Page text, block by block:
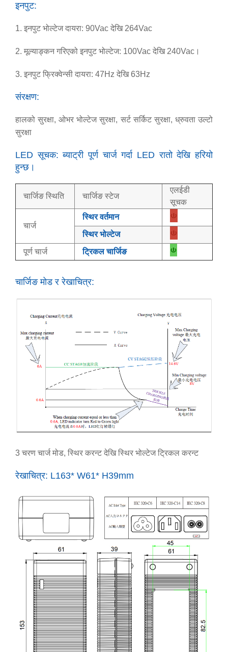
इनपुट:
1. इनपुट भोल्टेज दायरा: 90Vac देखि 264Vac
2. मूल्याङ्कन गरिएको इनपुट भोल्टेज: 100Vac देखि 240Vac।
3. इनपुट फ्रिक्वेन्सी दायरा: 47Hz देखि 63Hz
संरक्षण:
हालको सुरक्षा, ओभर भोल्टेज सुरक्षा, सर्ट सर्किट सुरक्षा, ध्रुवता उल्टो
सुरक्षा
LED सूचक: ब्याट्री पूर्ण चार्ज गर्दा LED रातो देखि हरियो
हुन्छ।
चार्जिङ स्थिति चार्जिङ स्टेज
एलईडी
सूचक
चार्ज
स्थिर वर्तमान
स्थिर भोल्टेज
पूर्ण चार्ज
ट्रिकल चार्जिङ
चार्जिङ मोड र रेखाचित्र:
3 चरण चार्ज मोड, स्थिर करन्ट देखि स्थिर भोल्टेज ट्रिकल करन्ट
रेखाचित्र: L163* W61* H39mm